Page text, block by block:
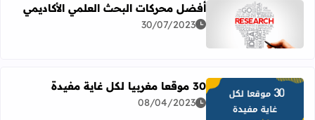
اقرأ المزيد عن أفضل محركات البحث العلمي الأكاديمي
أفضل محركات البحث العلمي الأكاديمي
30/07/2023
اقرأ المزيد عن 30 موقعا مغربيا لكل غاية مفيدة
30 موقعا مغربيا لكل غاية مفيدة
08/04/2023